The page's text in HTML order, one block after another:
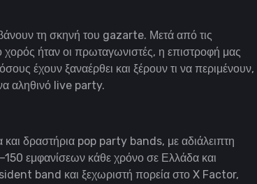
τη σκηνή του gazarte. Μετά από τις
χορός ήταν οι πρωταγωνιστές, η επιστροφή μας
έχουν ξαναέρθει και ξέρουν τι να περιμένουν,
αληθινό live party.
και δραστήρια pop party bands, με αδιάλειπτη
εμφανίσεων κάθε χρόνο σε Ελλάδα και
band και ξεχωριστή πορεία στο X Factor,